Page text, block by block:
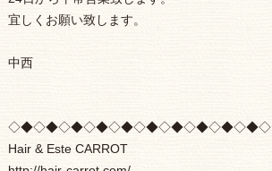
宜しくお願い致します。
中西
◇◆◇◆◇◆◇◆◇◆◇◆◇◆◇◆◇◆◇◆◇
Hair & Este CARROT